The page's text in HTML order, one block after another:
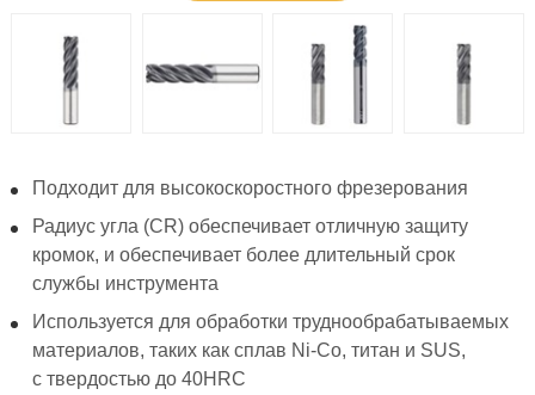
Подходит для высокоскоростного фрезерования
Радиус угла (CR) обеспечивает отличную защиту
кромок, и обеспечивает более длительный срок
службы инструмента
Используется для обработки труднообрабатываемых
материалов, таких как сплав Ni-Co, титан и SUS,
с твердостью до 40HRC